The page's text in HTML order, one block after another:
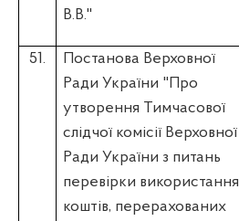
В.В."
51.
Постанова Верховної
Ради України "Про
утворення Тимчасової
слідчої комісії Верховної
Ради України з питань
перевірки використання
коштів, перерахованих